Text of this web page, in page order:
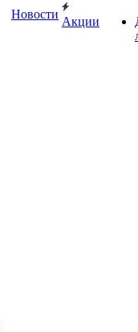
Новости
Акции